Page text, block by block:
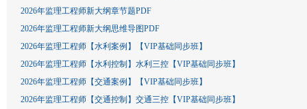
2026年监理工程师新大纲章节题PDF
2026年监理工程师新大纲思维导图PDF
2026年监理工程师【水利案例】【VIP基础同步班】
2026年监理工程师【水利控制】水利三控【VIP基础同步班】
2026年监理工程师【交通案例】【VIP基础同步班】
2026年监理工程师【交通控制】交通三控【VIP基础同步班】